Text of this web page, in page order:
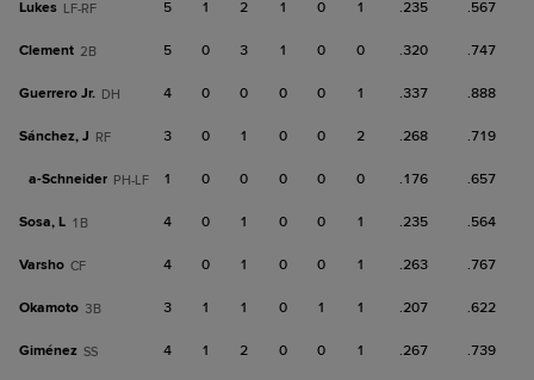
Lukes LF-RF 5 1 2 1 0 1 .235 .567
Clement 2B 5 0 3 1 0 0 .320 .747
Guerrero Jr. DH 4 0 0 0 0 1 .337 .888
Sánchez, J RF 3 0 1 0 0 2 .268 .719
a-Schneider PH-LF 1 0 0 0 0 0 .176 .657
Sosa, L 1B 4 0 1 0 0 1 .235 .564
Varsho CF 4 0 1 0 0 1 .263 .767
Okamoto 3B 3 1 1 0 1 1 .207 .622
Giménez SS 4 1 2 0 0 1 .267 .739